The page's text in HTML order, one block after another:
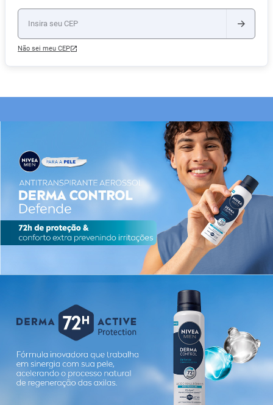
Não sei meu CEP